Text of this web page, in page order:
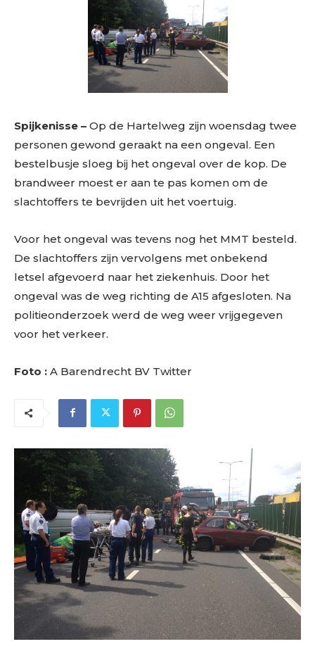
Spijkenisse – Op de Hartelweg zijn woensdag twee
personen gewond geraakt na een ongeval. Een
bestelbusje sloeg bij het ongeval over de kop. De
brandweer moest er aan te pas komen om de
slachtoffers te bevrijden uit het voertuig.
Voor het ongeval was tevens nog het MMT besteld.
De slachtoffers zijn vervolgens met onbekend
letsel afgevoerd naar het ziekenhuis. Door het
ongeval was de weg richting de A15 afgesloten. Na
politieonderzoek werd de weg weer vrijgegeven
voor het verkeer.
Foto : A Barendrecht BV Twitter